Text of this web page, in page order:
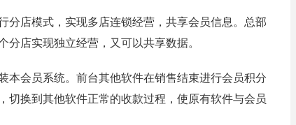
分店模式，实现多店连锁经营，共享会员信息。总部
店实现独立经营，又可以共享数据。
本会员系统。前台其他软件在销售结束进行会员积分
换到其他软件正常的收款过程，使原有软件与会员